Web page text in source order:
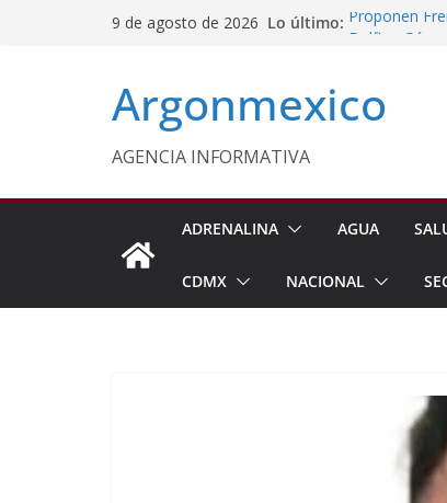
9 de agosto de 2026 Lo último: Proponen
Café
Exportación
Sheinbaum
Nuevo CBTA
Argonmexico
AGENCIA INFORMATIVA
ADRENALINA AGUA
CDMX NACIONAL